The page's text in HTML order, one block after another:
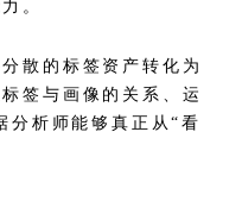
。
散的标签资产转化为
签与画像的关系、运
分析师能够真正从“看